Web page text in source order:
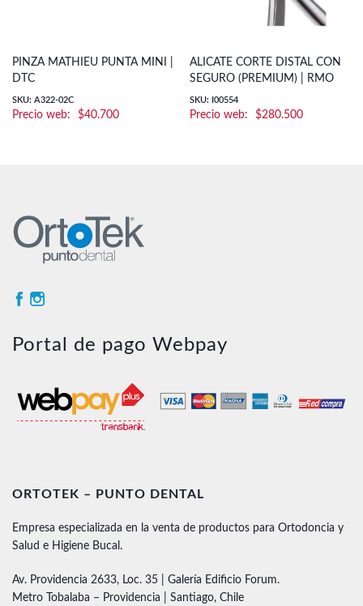
PINZA MATHIEU PUNTA MINI |
DTC
SKU: A322-02C
$40.700
ALICATE CORTE DISTAL CON
SEGURO (PREMIUM) | RMO
SKU: I00554
$280.500
Portal de pago Webpay
ORTOTEK – PUNTO DENTAL
Empresa especializada en la venta de productos para Ortodoncia y
Salud e Higiene Bucal.
Av. Providencia 2633, Loc. 35 | Galería Edificio Forum.
Metro Tobalaba – Providencia | Santiago, Chile